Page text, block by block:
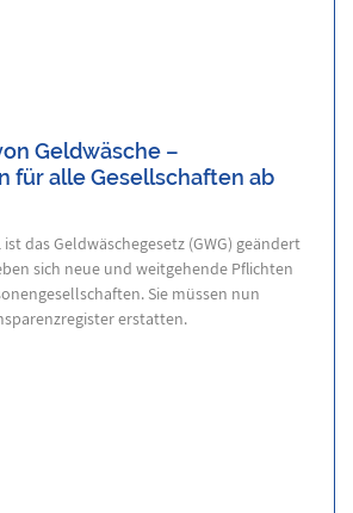
Geldwäsche –
für alle Gesellschaften ab
das Geldwäschegesetz (GWG) geändert
sich neue und weitgehende Pflichten
Sie müssen nun
erstatten.